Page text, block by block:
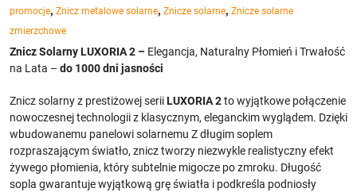
promocje, Znicz metalowe solarne, Znicze solarne, Znicze solarne
zmierzchowe
Znicz Solarny LUXORIA 2 – Elegancja, Naturalny Płomień i Trwałość
na Lata – do 1000 dni jasności
Znicz solarny z prestiżowej seriiLUXORIA 2to wyjątkowe połączenie
nowoczesnej technologii z klasycznym, eleganckim wyglądem. Dzięki
wbudowanemu panelowi solarnemu Z długim soplem
rozpraszającym światło, znicz tworzy niezwykle realistyczny efekt
żywego płomienia, który subtelnie migocze po zmroku. Długość
sopla gwarantuje wyjątkową grę światła i podkreśla podniosły